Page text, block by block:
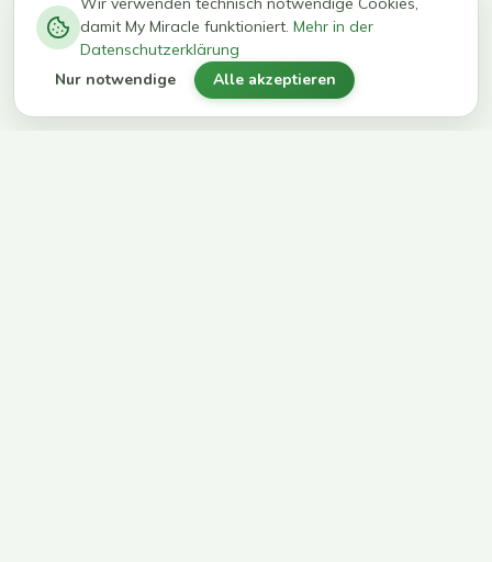
kg in 12
Wochen
erreichen
ihr Ziel
damit My Miracle funktioniert. Mehr in der
Datenschutzerklärung
Nur notwendige Alle akzeptieren